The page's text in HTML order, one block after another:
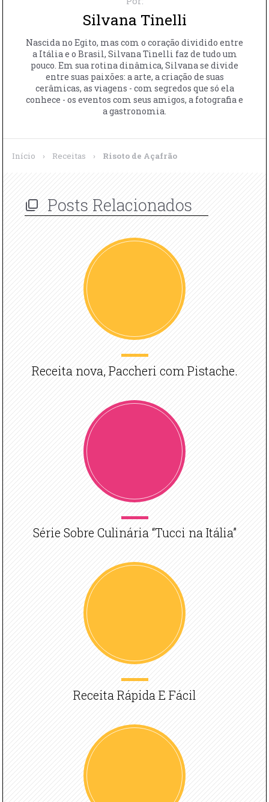
Silvana Tinelli
Nascida no Egito, mas com o coração dividido entre
a Itália e o Brasil, Silvana Tinelli faz de tudo um
pouco. Em sua rotina dinâmica, Silvana se divide
entre suas paixões: a arte, a criação de suas
cerâmicas, as viagens - com segredos que só ela
conhece - os eventos com seus amigos, a fotografia e
a gastronomia.
Início › Receitas › Risoto de Açafrão
Posts Relacionados
Receita nova, Paccheri com Pistache.
Série Sobre Culinária “Tucci na Itália”
Receita Rápida E Fácil